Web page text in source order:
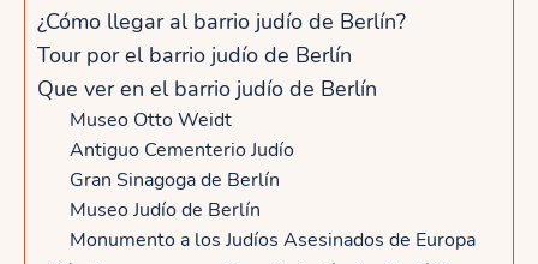
r
i
r
l
í
p
o
¿Cómo llegar al barrio judío de Berlín?
Tour por el barrio judío de Berlín
Que ver en el barrio judío de Berlín
Museo Otto Weidt
Antiguo Cementerio Judío
Gran Sinagoga de Berlín
Museo Judío de Berlín
Monumento a los Judíos Asesinados de Europa